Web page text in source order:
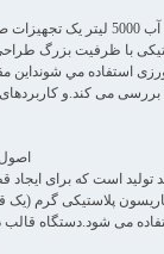
دستگاه قالب دهی ضربه آب
با ظرفیت بزرگ
استفاده مي شونداین
تولید است که برای ایجاد
پلاستیکی گرم (یک